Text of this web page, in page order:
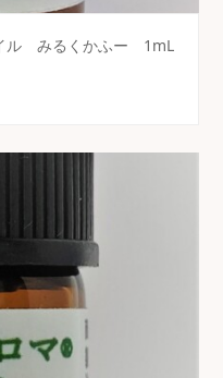
ル みるくかふー 1mL